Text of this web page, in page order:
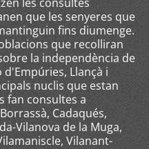
que les senyeres que
fins diumenge.
que recolliran
la independència de
d'Empúries, Llançà i
nuclis que estan
fan consultes a
Cadaqués,
Vilanova de la Muga,
Vilanant-